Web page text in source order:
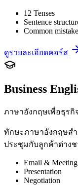
12 Tenses
Sentence
Common
ดูรายละเอียดคอร์ส
Business
ภาษาอังกฤษเพื่อธุรกิ
ทักษะภาษาอังกฤษสำ
ประชุมกับลูกค้าต่าง
Email & Meeting
Presentation
Negotiation